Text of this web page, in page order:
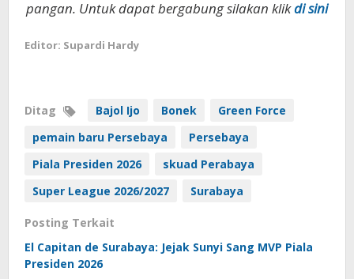
pangan. Untuk dapat bergabung silakan klikdi sini
Editor: Supardi Hardy
Ditag Bajol Ijo Bonek
Green Force
pemain baru Persebaya
Persebaya
Piala Presiden 2026
skuad Perabaya
Super League 2026/2027
Surabaya
Posting Terkait
El Capitan de Surabaya: Jejak Sunyi Sang MVP Piala
Presiden 2026